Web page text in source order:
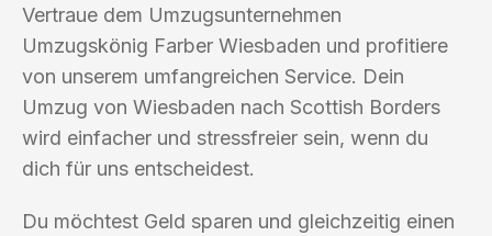
Vertraue dem Umzugsunternehmen
Umzugskönig Farber Wiesbaden und profitiere
von unserem umfangreichen Service. Dein
Umzug von Wiesbaden nach Scottish Borders
wird einfacher und stressfreier sein, wenn du
dich für uns entscheidest.
Du möchtest Geld sparen und gleichzeitig einen